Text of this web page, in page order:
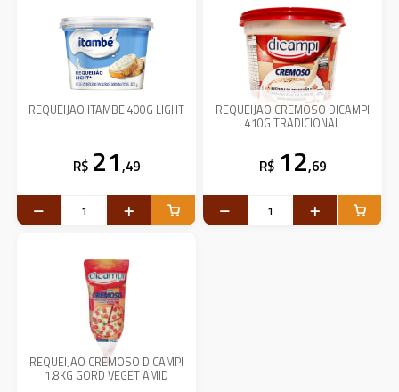
REQUEIJAO ITAMBE 400G LIGHT
R$ 21,49
REQUEIJAO CREMOSO DICAMPI
410G TRADICIONAL
R$ 12,69
REQUEIJAO CREMOSO DICAMPI
1.8KG GORD VEGET AMID